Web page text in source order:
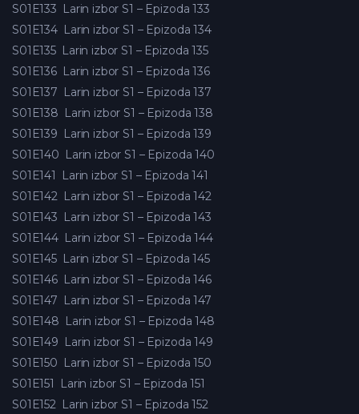
S01E133 Larin izbor S1 – Epizoda 133
S01E134 Larin izbor S1 – Epizoda 134
S01E135 Larin izbor S1 – Epizoda 135
S01E136 Larin izbor S1 – Epizoda 136
S01E137 Larin izbor S1 – Epizoda 137
S01E138 Larin izbor S1 – Epizoda 138
S01E139 Larin izbor S1 – Epizoda 139
S01E140 Larin izbor S1 – Epizoda 140
S01E141
Larin izbor S1 – Epizoda 141
S01E142 Larin izbor S1 – Epizoda 142
S01E143 Larin izbor S1 – Epizoda 143
S01E144 Larin izbor S1 – Epizoda 144
S01E145 Larin izbor S1 – Epizoda 145
S01E146 Larin izbor S1 – Epizoda 146
S01E147 Larin izbor S1 – Epizoda 147
S01E148 Larin izbor S1 – Epizoda 148
S01E149 Larin izbor S1 – Epizoda 149
S01E150 Larin izbor S1 – Epizoda 150
S01E151
Larin izbor S1 – Epizoda 151
S01E152 Larin izbor S1 – Epizoda 152